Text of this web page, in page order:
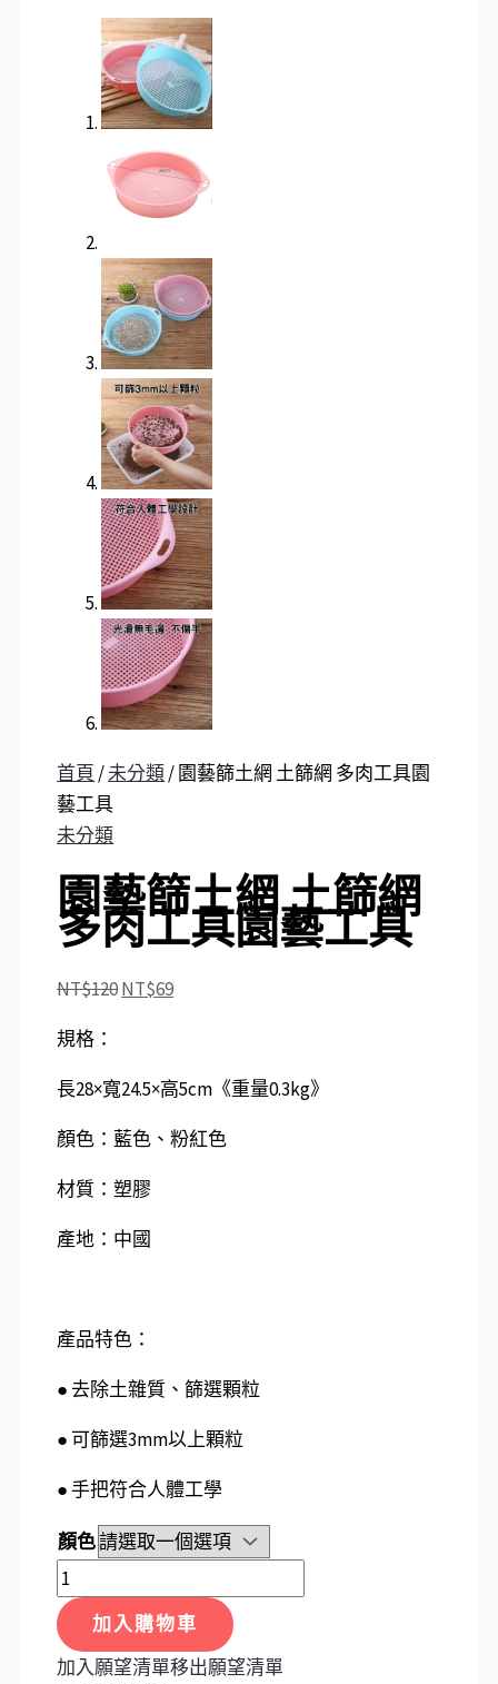
首頁 /未分類/ 園藝篩土網 土篩網 多肉工具園
藝工具
未分類
園藝篩土網 土篩網
多肉工具園藝工具
NT$120NT$69
規格：
長28×寬24.5×高5cm《重量0.3kg》
顏色：藍色、粉紅色
材質：塑膠
產地：中國
產品特色：
● 去除土雜質、篩選顆粒
● 可篩選3mm以上顆粒
● 手把符合人體工學
顏色
加入購物車
加入願望清單移出願望清單